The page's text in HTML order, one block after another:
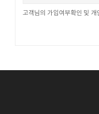
고객님의 가입여부확인 및